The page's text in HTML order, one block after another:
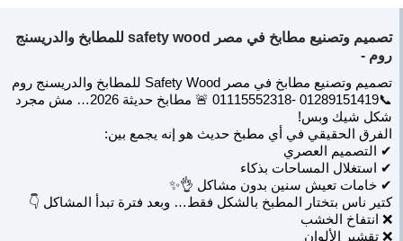
تصميم وتصنيع مطابخ في مصر safety wood للمطابخ والدريسنج
روم -
تصميم وتصنيع مطابخ في مصر Safety Wood للمطابخ والدريسنج روم
📞01289151419 -01115552318 🚨 مطابخ حديثة 2026… مش مجرد
شكل شيك وبس!
الفرق الحقيقي في أي مطبخ حديث هو إنه يجمع بين:
✔ التصميم العصري
✔ استغلال المساحات بذكاء
✔ خامات تعيش سنين بدون مشاكل 👌✨
كتير ناس بتختار المطبخ بالشكل فقط… وبعد فترة تبدأ المشاكل 👇
❌ انتفاخ الخشب
❌ تقشير الألوان